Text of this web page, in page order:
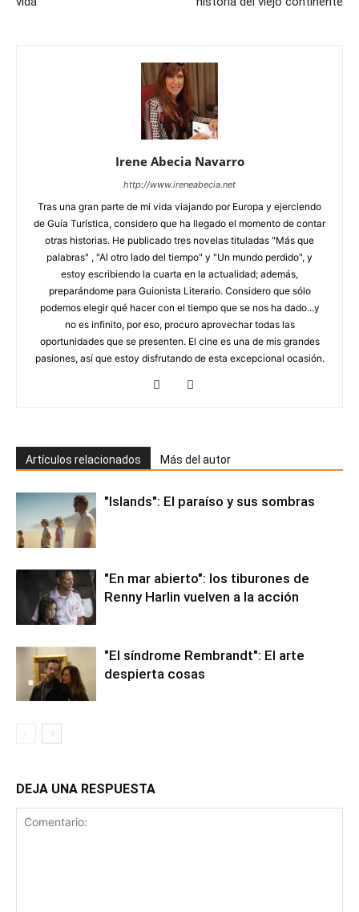
Irene Abecia Navarro
http://www.ireneabecia.net
Tras una gran parte de mi vida viajando por Europa y ejerciendo
de Guía Turística, considero que ha llegado el momento de contar
otras historias. He publicado tres novelas tituladas "Más que
palabras" , "Al otro lado del tiempo" y "Un mundo perdido", y
estoy escribiendo la cuarta en la actualidad; además,
preparándome para Guionista Literario. Considero que sólo
podemos elegir qué hacer con el tiempo que se nos ha dado...y
no es infinito, por eso, procuro aprovechar todas las
oportunidades que se presenten. El cine es una de mis grandes
pasiones, así que estoy disfrutando de esta excepcional ocasión.
Artículos relacionados Más del autor
"Islands": El paraíso y sus sombras
"En mar abierto": los tiburones de
Renny Harlin vuelven a la acción
"El síndrome Rembrandt": El arte
despierta cosas
DEJA UNA RESPUESTA